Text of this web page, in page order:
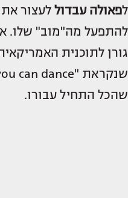
לפאולה עבדול לעצור
להתפעל מה"מוב" שלו.
גורן לתוכנית
שהכל התחיל עבורו.